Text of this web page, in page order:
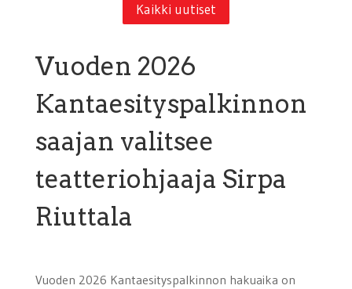
Kaikki uutiset
Vuoden 2026
Kantaesityspalkinnon
saajan valitsee
teatteriohjaaja Sirpa
Riuttala
Vuoden 2026 Kantaesityspalkinnon hakuaika on